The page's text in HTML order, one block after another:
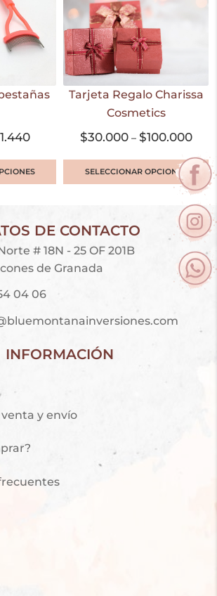
Tarjeta Regalo Charissa
Cosmetics
$30.000– $100.000
SELECCIONAR OPCIONES
DE CONTACTO
# 18N - 25 OF 201B
de Granada
04 06
INFORMACIÓN
y envío